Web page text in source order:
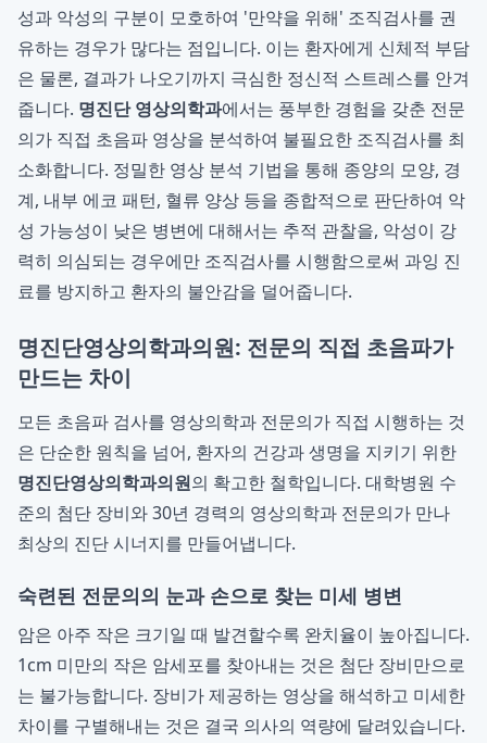
성과 악성의 구분이 모호하여 '만약을 위해' 조직검사를 권
유하는 경우가 많다는 점입니다. 이는 환자에게 신체적 부담
은 물론, 결과가 나오기까지 극심한 정신적 스트레스를 안겨
줍니다. 명진단 영상의학과에서는 풍부한 경험을 갖춘 전문
의가 직접 초음파 영상을 분석하여 불필요한 조직검사를 최
소화합니다. 정밀한 영상 분석 기법을 통해 종양의 모양, 경
계, 내부 에코 패턴, 혈류 양상 등을 종합적으로 판단하여 악
성 가능성이 낮은 병변에 대해서는 추적 관찰을, 악성이 강
력히 의심되는 경우에만 조직검사를 시행함으로써 과잉 진
료를 방지하고 환자의 불안감을 덜어줍니다.
명진단영상의학과의원: 전문의 직접 초음파가
만드는 차이
모든 초음파 검사를 영상의학과 전문의가 직접 시행하는 것
은 단순한 원칙을 넘어, 환자의 건강과 생명을 지키기 위한
명진단영상의학과의원의 확고한 철학입니다. 대학병원 수
준의 첨단 장비와 30년 경력의 영상의학과 전문의가 만나
최상의 진단 시너지를 만들어냅니다.
숙련된 전문의의 눈과 손으로 찾는 미세 병변
암은 아주 작은 크기일 때 발견할수록 완치율이 높아집니다.
1cm 미만의 작은 암세포를 찾아내는 것은 첨단 장비만으로
는 불가능합니다. 장비가 제공하는 영상을 해석하고 미세한
차이를 구별해내는 것은 결국 의사의 역량에 달려있습니다.